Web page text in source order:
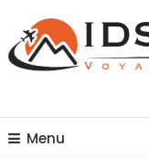
Content
Menu